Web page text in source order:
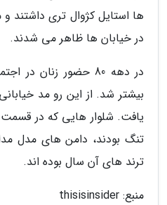
ها استایل کژوال تری داشتند
در خیابان ها ظاهر می شدند.
در دهه 80 حضور زنان
بیشتر شد. از این رو مد
یافت. شلوار هایی که در
تنگ بودند، دامن های مدل
ترند های آن سال بوده اند.
منبع: thisisinsider